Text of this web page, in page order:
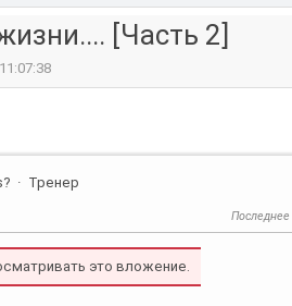
[Часть 2]
Тренер
это вложение.